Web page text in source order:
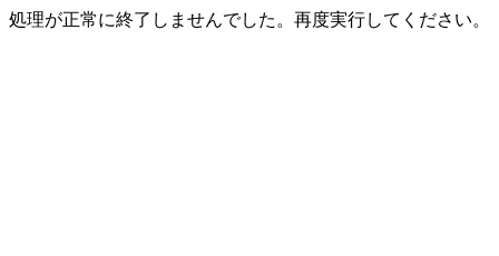
処理が正常に終了しませんでした。再度実行してください。